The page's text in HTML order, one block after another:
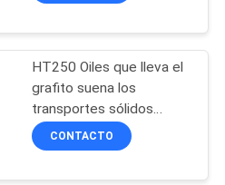
cojinetes lisos
HT250 Oiles que lleva el
grafito suena los
transportes sólidos
tapados del lubricante
del uno mismo del arrabio
CONTACTO